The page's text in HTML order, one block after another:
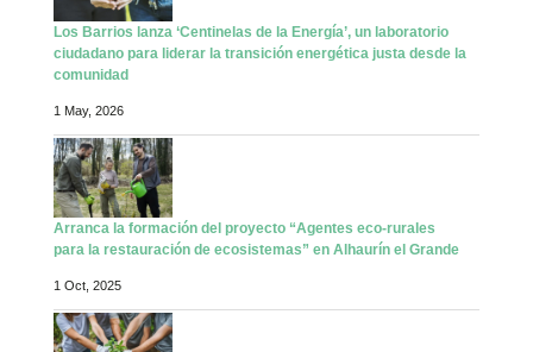
Los Barrios lanza ‘Centinelas de la Energía’, un laboratorio
ciudadano para liderar la transición energética justa desde la
comunidad
1 May, 2026
Arranca la formación del proyecto “Agentes eco-rurales
para la restauración de ecosistemas” en Alhaurín el Grande
1 Oct, 2025